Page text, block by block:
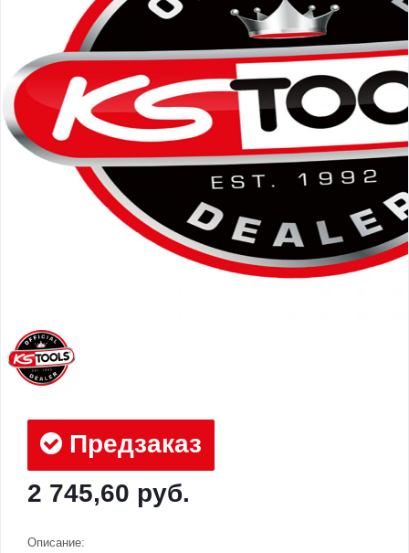
Предзаказ
2 745,60 руб.
Описание: